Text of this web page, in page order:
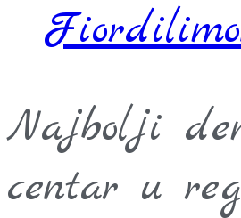
Najbolji
centar u